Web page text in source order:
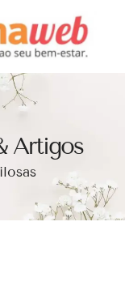
Artigos